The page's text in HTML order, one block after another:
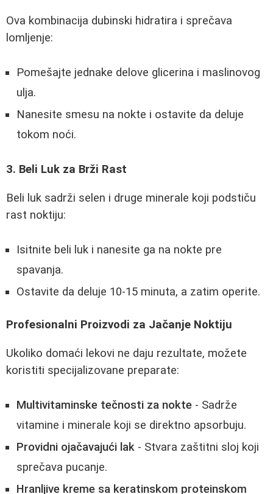
Ova kombinacija dubinski hidratira i sprečava
lomljenje:
Pomešajte jednake delove glicerina i maslinovog
ulja.
Nanesite smesu na nokte i ostavite da deluje
tokom noći.
3. Beli Luk za Brži Rast
Beli luk sadrži selen i druge minerale koji podstiču
rast noktiju:
Isitnite beli luk i nanesite ga na nokte pre
spavanja.
Ostavite da deluje 10-15 minuta, a zatim operite.
Profesionalni Proizvodi za Jačanje Noktiju
Ukoliko domaći lekovi ne daju rezultate, možete
koristiti specijalizovane preparate:
Multivitaminske tečnosti za nokte - Sadrže
vitamine i minerale koji se direktno apsorbuju.
Providni ojačavajući lak - Stvara zaštitni sloj koji
sprečava pucanje.
Hranljive kreme sa keratinskom proteinskom